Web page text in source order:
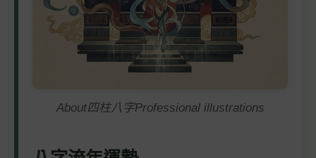
About四柱八字Professional illustrations